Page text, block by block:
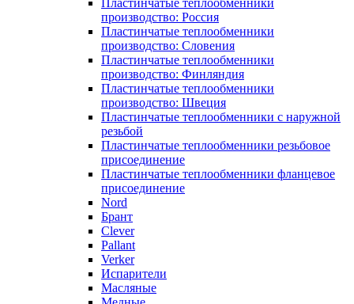
Пластинчатые теплообменники
производство: Россия
Пластинчатые теплообменники
производство: Словения
Пластинчатые теплообменники
производство: Финляндия
Пластинчатые теплообменники
производство: Швеция
Пластинчатые теплообменники с наружной
резьбой
Пластинчатые теплообменники резьбовое
присоединение
Пластинчатые теплообменники фланцевое
присоединение
Nord
Брант
Clever
Pallant
Verker
Испарители
Масляные